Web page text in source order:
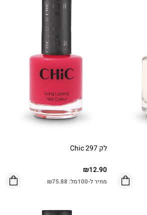
לק Chic 297
₪12.90
מחיר ל-100מל: ₪75.88